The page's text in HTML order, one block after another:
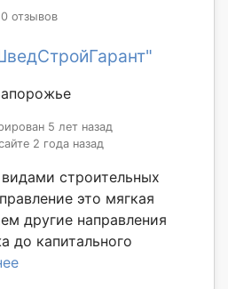
0 отзывов
5 лет назад
2 года назад
строительных
это мягкая
другие направления
до капитального